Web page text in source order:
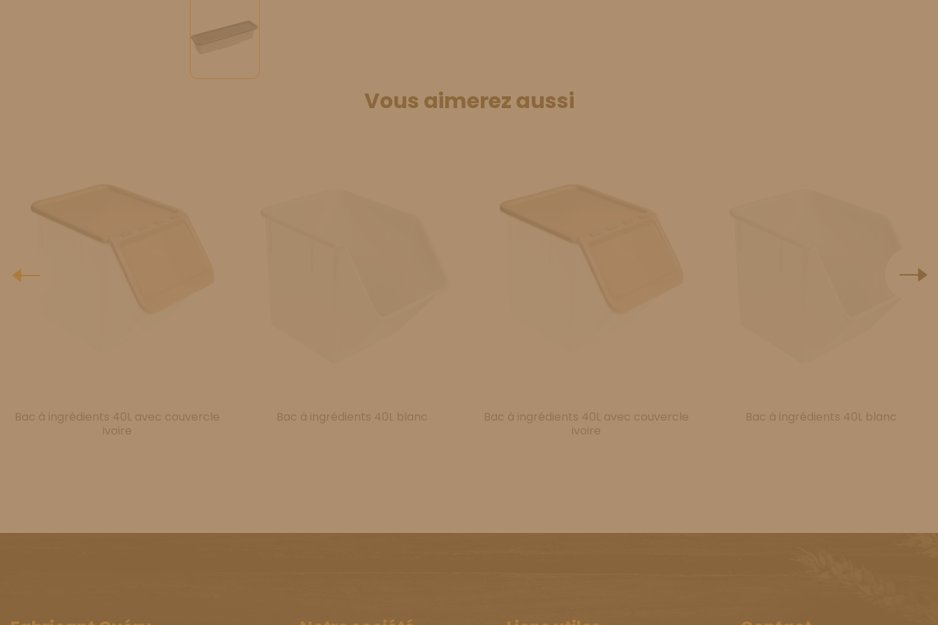
Vous aimerez aussi
Bac à ingrédients 40L avec couvercle
ivoire
Bac à ingrédients 40L blanc
Bac à ingrédients 40L avec couvercle
ivoire
Bac à ingrédients 40L blanc